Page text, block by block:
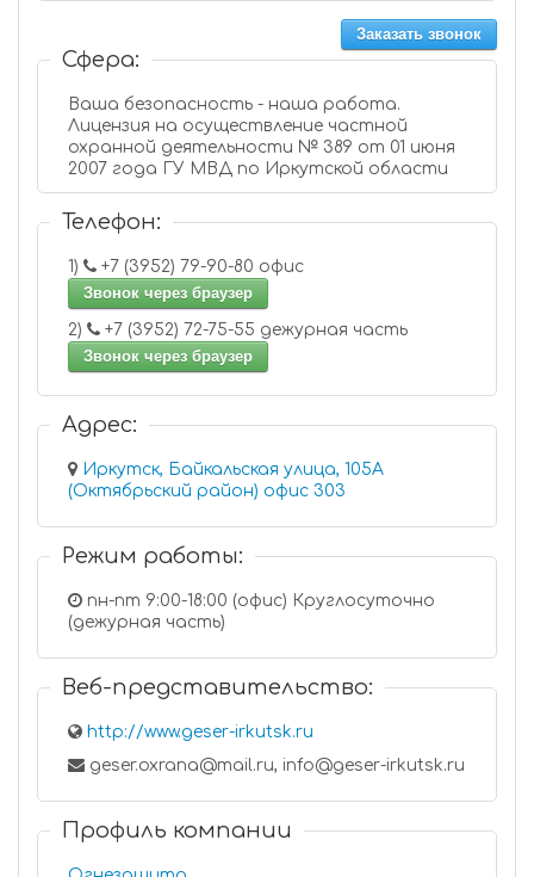
Заказать звонок
Сфера:
Ваша безопасность - наша работа.
Лицензия на осуществление частной
охранной деятельности № 389 от 01 июня
2007 года ГУ МВД по Иркутской области
Телефон:
1)
+7 (3952) 79-90-80 офис
Звонок через браузер
2)
+7 (3952) 72-75-55 дежурная часть
Звонок через браузер
Адрес:
Иркутск, Байкальская улица, 105А
(Октябрьский район) офис 303
Режим работы:
(дежурная часть)
Веб-представительство:
http://www.geser-irkutsk.ru
geser.oxrana@mail.ru, info@geser-irkutsk.ru
Профиль компании